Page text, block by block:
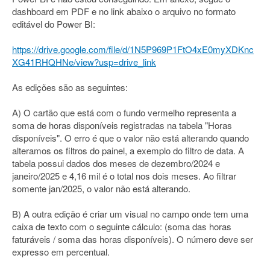
dashboard em PDF e no link abaixo o arquivo no formato
editável do Power BI:
https://drive.google.com/file/d/1N5P969P1FtO4xE0myXDKnc
XG41RHQHNe/view?usp=drive_link
As edições são as seguintes:
A) O cartão que está com o fundo vermelho representa a
soma de horas disponíveis registradas na tabela "Horas
disponíveis". O erro é que o valor não está alterando quando
alteramos os filtros do painel, a exemplo do filtro de data. A
tabela possui dados dos meses de dezembro/2024 e
janeiro/2025 e 4,16 mil é o total nos dois meses. Ao filtrar
somente jan/2025, o valor não está alterando.
B) A outra edição é criar um visual no campo onde tem uma
caixa de texto com o seguinte cálculo: (soma das horas
faturáveis / soma das horas disponíveis). O número deve ser
expresso em percentual.